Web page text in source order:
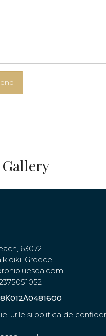
63072
Greece
urile și politica de